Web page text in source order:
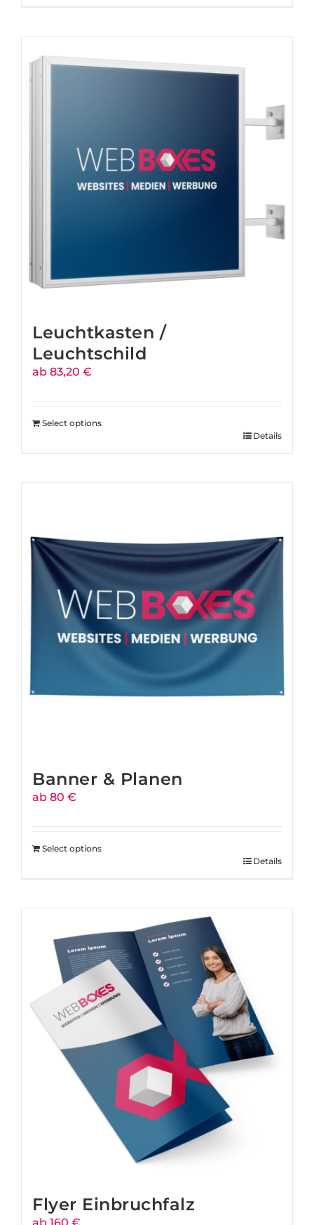
Leuchtkasten /
Leuchtschild
ab 83,20 €
Select options
Details
Banner & Planen
ab 80 €
Select options
Details
Flyer Einbruchfalz